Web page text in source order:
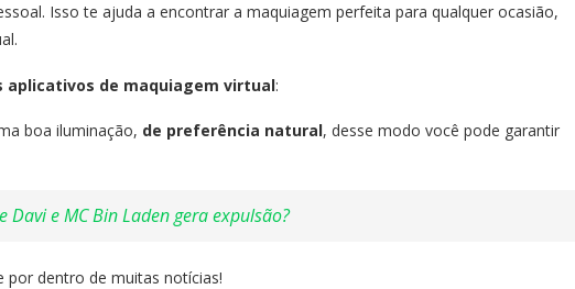
Isso te ajuda a encontrar a maquiagem perfeita para qualquer ocasião,
aplicativos de maquiagem virtual:
boa iluminação, de preferência natural, desse modo você pode garantir
Davi e MC Bin Laden gera expulsão?
por dentro de muitas notícias!